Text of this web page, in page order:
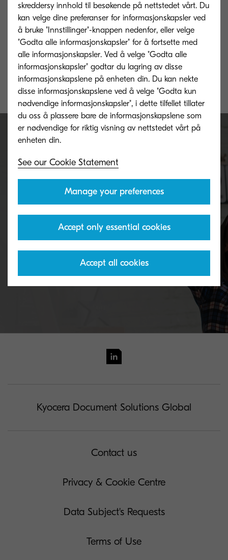
TK-5240M
Magenta toner yield 3,000 pages in
accordance with ISO /IEC 19798.
TK-5240Y
Yellow toner
accordance
Never run out of toner again
With Amazon's Dash Replenishment Service, your
device orders its own TK-5240C as soon as it's
running low.
Kyocera Document Solutions Global
Contact us
Privacy & Cookie Centre
Data Subject's Requests
Terms of Use
skreddersy innhold til besøkende på nettstedet vårt. Du
kan velge dine preferanser for informasjonskapsler ved
å bruke "Innstillinger"-knappen nedenfor, eller velge
"Godta alle informasjonskapsler" for å fortsette med
alle informasjonskapsler. Ved å velge "Godta alle
informasjonskapsler" godtar du lagring av disse
informasjonskapslene på enheten din. Du kan nekte
disse informasjonskapslene ved å velge "Godta kun
nødvendige informasjonskapsler", i dette tilfellet tillater
du oss å plassere bare de informasjonskapslene som
er nødvendige for riktig visning av nettstedet vårt på
See our Cookie Statement
Manage your preferences
Accept only essential cookies
Accept all cookies